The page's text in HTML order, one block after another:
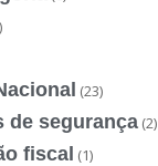
(23)
de segurança (2)
fiscal (1)